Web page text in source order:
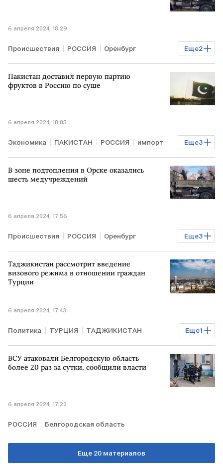
6 апреля 2024, 18:29
Еще2
Происшествия РОССИЯ Оренбург
Оренбургская область эвакуация
Пакистан доставил первую партию
фруктов в Россию по суше
6 апреля 2024, 18:05
Еще3
Экономика ПАКИСТАН РОССИЯ импорт
цитрусовые фрукты "Шелковый путь"
В зоне подтопления в Орске оказались
шесть медучреждений
6 апреля 2024, 17:56
Еще3
Происшествия РОССИЯ Оренбург
Оренбургская область медуслуги МЕДИКИ
Таджикистан рассмотрит введение
визового режима в отношении граждан
Турции
6 апреля 2024, 17:43
Еще1
Политика ТУРЦИЯ ТАДЖИКИСТАН
безвизовый режим
ВСУ атаковали Белгородскую область
более 20 раз за сутки, сообщили власти
6 апреля 2024, 17:22
РОССИЯ Белгородская область
Еще 20 материалов